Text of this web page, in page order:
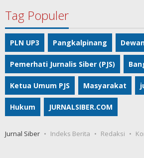
Tag Populer
PLN UP3 Pangkalpinang
Pemerhati Jurnalis Siber (PJS)
Ketua Umum PJS Masyarakat
Hukum JURNALSIBER.COM
Jurnal Siber Indeks Berita Redaksi